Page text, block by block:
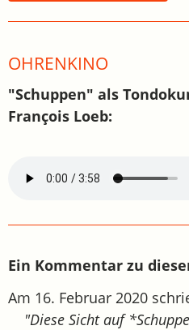
OHRENKINO
"Schuppen" als
François Loeb:
Ein Kommentar zu
Am 16. Februar 2020
"Diese Sicht auf